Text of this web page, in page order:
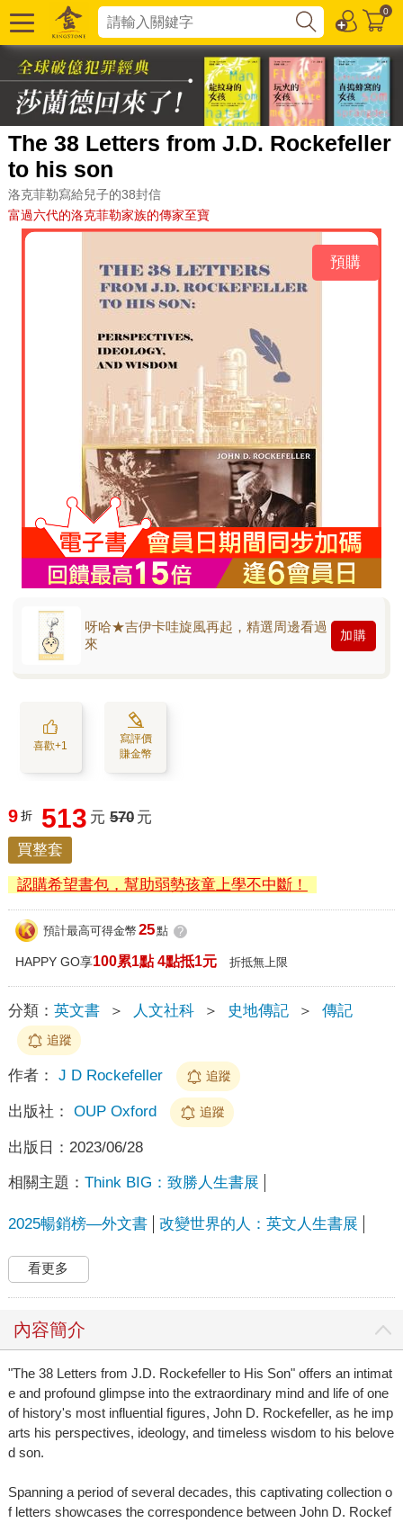
0
The 38 Letters from J.D. Rockefeller
to his son
洛克菲勒寫給兒子的38封信
富過六代的洛克菲勒家族的傳家至寶
預購
呀哈★吉伊卡哇旋風再起，精選周邊看過
來
加購
喜歡+1
寫評價
賺金幣
9 折 513 元 570 元
買整套
認購希望書包，幫助弱勢孩童上學不中斷！
預計最高可得金幣 25點 ?
HAPPY GO享100累1點 4點抵1元 折抵無上限
分類： 英文書 ＞ 人文社科 ＞ 史地傳記 ＞ 傳記
追蹤
作者： J D Rockefeller 追蹤
出版社： OUP Oxford 追蹤
出版日： 2023/06/28
相關主題： Think BIG：致勝人生書展
2025暢銷榜—外文書 改變世界的人：英文人生書展
看更多
內容簡介
"The 38 Letters from J.D. Rockefeller to His Son" offers an intimat
e and profound glimpse into the extraordinary mind and life of one
of history's most influential figures, John D. Rockefeller, as he imp
arts his perspectives, ideology, and timeless wisdom to his belove
d son.
Spanning a period of several decades, this captivating collection o
f letters showcases the correspondence between John D. Rockef